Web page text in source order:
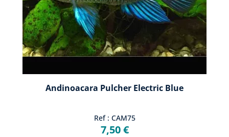
Andinoacara Pulcher Electric Blue
Ref : CAM75
7,50 €